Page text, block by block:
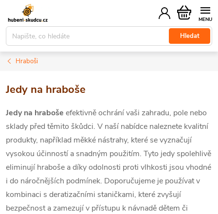
obsah
Hledat
Nákupní
košík
Hraboši
Jedy na hraboše
Jedy na hraboše efektivně ochránívaši zahradu, pole nebo
sklady před těmito škůdci. V naší nabídce naleznete kvalitní
produkty, například měkké nástrahy, které se vyznačují
vysokou účinností a snadným použitím. Tyto jedy spolehlivě
eliminují hraboše a díky odolnosti proti vlhkosti jsou vhodné
i do náročnějších podmínek. Doporučujeme je používat v
kombinaci s deratizačními staničkami, které zvyšují
bezpečnost a zamezují v přístupu k návnadě dětem či